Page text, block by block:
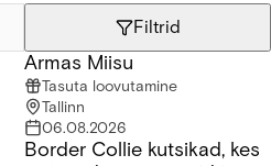
Filtrid
Armas Miisu
Tasuta loovutamine
Tallinn
06.08.2026
armastavaid ja
Border Collie kutsikad, kes